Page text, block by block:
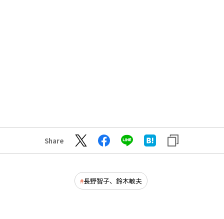
Share
長野智子、鈴木敏夫